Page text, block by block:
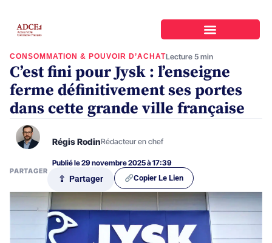
CONSOMMATION & POUVOIR D’ACHATLecture 5 min
C’est fini pour Jysk : l’enseigne
ferme définitivement ses portes
dans cette grande ville française
Régis RodinRédacteur en chef
Publié le 29 novembre 2025 à 17:39
PARTAGER
⇪ Partager Copier Le Lien